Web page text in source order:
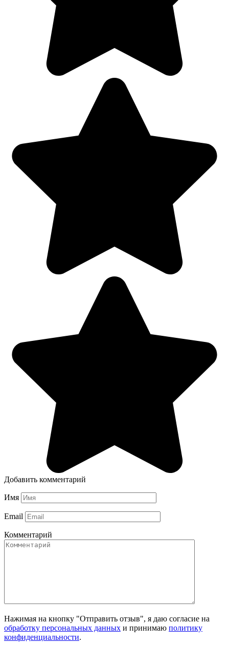
Добавить комментарий
Имя
Email
Комментарий
Нажимая на кнопку "Отправить отзыв", я даю согласие на
обработку персональных данных и принимаю политику
конфиденциальности.